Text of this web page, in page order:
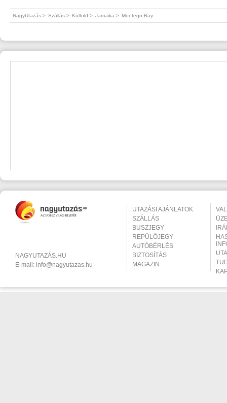
NagyUtazás > Szállás > Külföld > Jamaika > Montego Bay
NAGYUTAZÁS.HU
E-mail: info@nagyutazas.hu
UTAZÁSI AJÁNLATOK
SZÁLLÁS
BUSZJEGY
REPÜLŐJEGY
AUTÓBÉRLÉS
BIZTOSÍTÁS
MAGAZIN